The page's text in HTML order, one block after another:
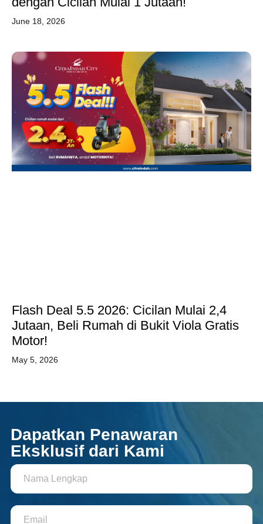
June 18, 2026
Flash Deal 5.5 2026: Cicilan Mulai 2,4
Jutaan, Beli Rumah di Bukit Viola Gratis
Motor!
May 5, 2026
Dapatkan Penawaran
Eksklusif dari Kami